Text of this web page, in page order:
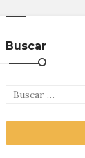
Buscar